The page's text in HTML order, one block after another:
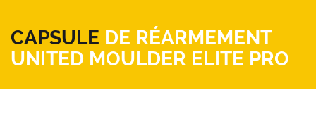
CAPSULE DE RÉARMEMENT
UNITED MOULDER ELITE PRO